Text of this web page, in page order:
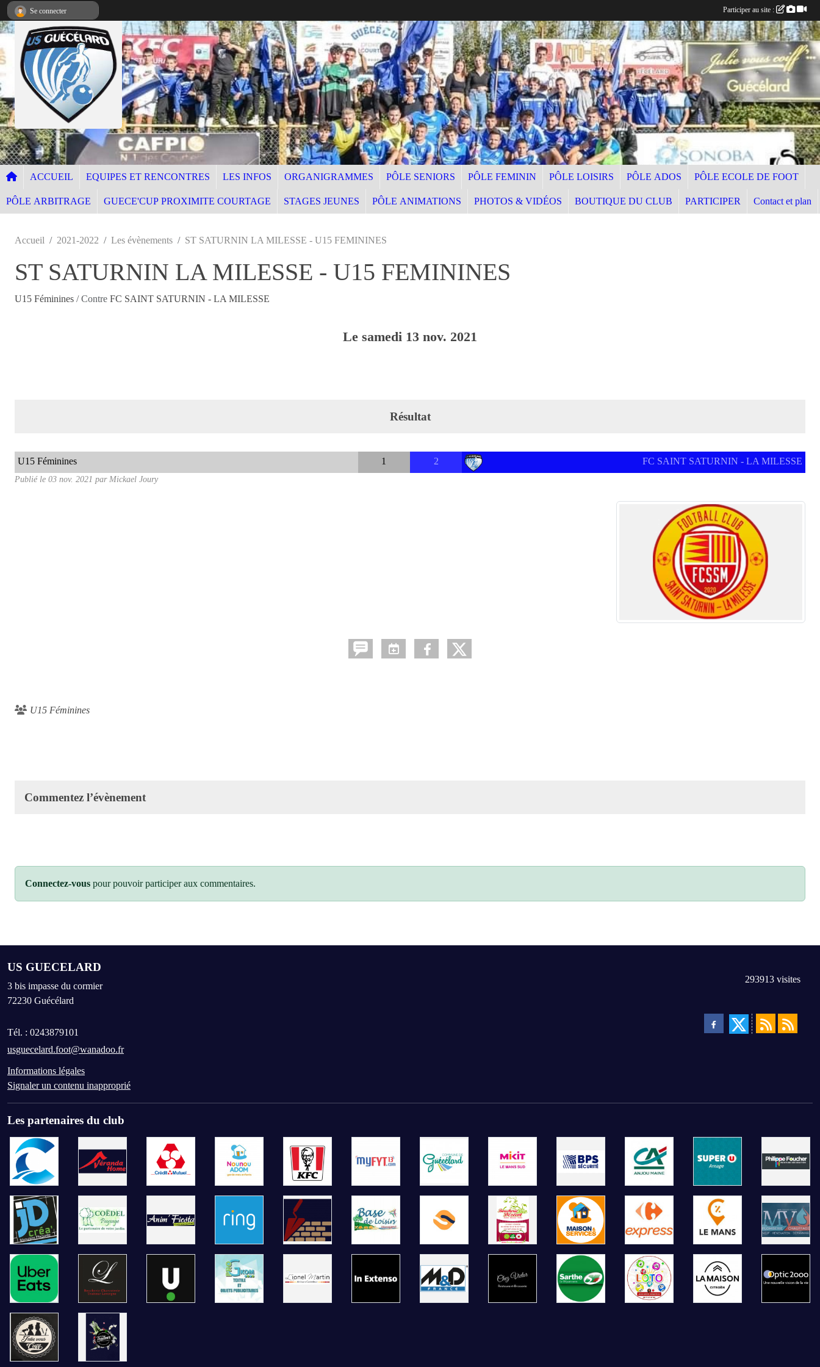
ACCUEIL EQUIPES ET RENCONTRES LES INFOS ORGANIGRAMMES PÔLE SENIORS PÔLE FEMININ PÔLE LOISIRS PÔLE ADOS PÔLE ECOLE DE FOOT
PÔLE ARBITRAGE GUECE'CUP PROXIMITE COURTAGE STAGES JEUNES PÔLE ANIMATIONS PHOTOS & VIDÉOS BOUTIQUE DU CLUB PARTICIPER Contact et plan
Accueil 2021-2022 Les évènements ST SATURNIN LA MILESSE - U15 FEMININES
ST SATURNIN LA MILESSE - U15 FEMININES
U15 Féminines / Contre FC SAINT SATURNIN - LA MILESSE
Le samedi 13 nov. 2021
Résultat
U15 Féminines 1 2 FC SAINT SATURNIN - LA MILESSE
Publié le 03 nov. 2021 par Mickael Joury
U15 Féminines
Commentez l’évènement
Connectez-vous pour pouvoir participer aux commentaires.
US GUECELARD
3 bis impasse du cormier
72230 Guécélard
Tél. : 0243879101
usguecelard.foot@wanadoo.fr
Informations légales
Signaler un contenu inapproprié
293913 visites
Les partenaires du club
Se connecter Participer au site :
Panneau de gestion des cookies